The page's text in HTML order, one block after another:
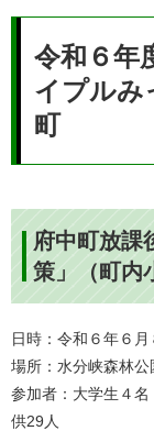
令和６年
イプルみ
町
府中町放課
策」（町内
日時：令和６年６
場所：水分峡森林公
参加者：大学生４
供29人